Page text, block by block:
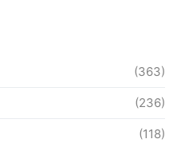
(363)
(236)
(118)